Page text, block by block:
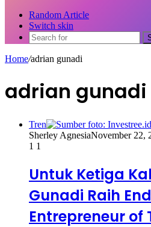
Random Article
Switch skin
Home/adrian gunadi
adrian gunadi
Tren
Sherley AgnesiaNovember 22,
1 1
Untuk Ketiga
Gunadi Raih
Entrepreneur of